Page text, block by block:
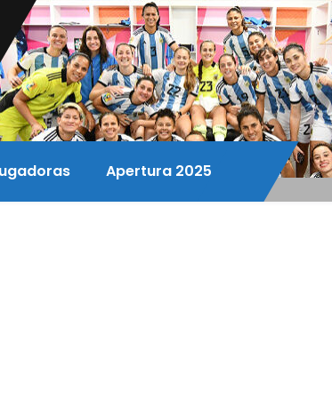
Apertura 2025